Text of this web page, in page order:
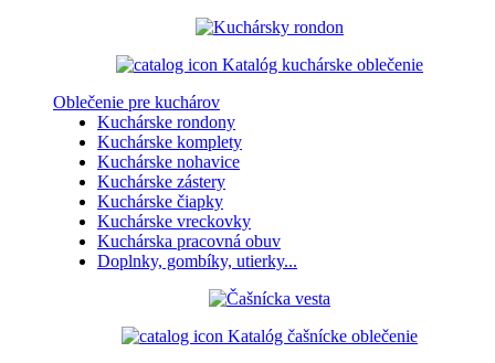
Katalóg kuchárske oblečenie
Oblečenie pre kuchárov
Kuchárske rondony
Kuchárske komplety
Kuchárske nohavice
Kuchárske zástery
Kuchárske čiapky
Kuchárske vreckovky
Kuchárska pracovná obuv
Doplnky, gombíky, utierky...
Katalóg čašnícke oblečenie